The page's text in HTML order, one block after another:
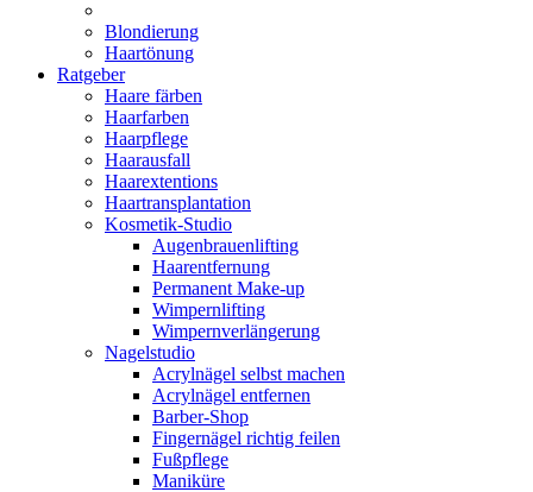
Blondierung
Haartönung
Ratgeber
Haare färben
Haarfarben
Haarpflege
Haarausfall
Haarextentions
Haartransplantation
Kosmetik-Studio
Augenbrauenlifting
Haarentfernung
Permanent Make-up
Wimpernlifting
Wimpernverlängerung
Nagelstudio
Acrylnägel selbst machen
Acrylnägel entfernen
Barber-Shop
Fingernägel richtig feilen
Fußpflege
Maniküre